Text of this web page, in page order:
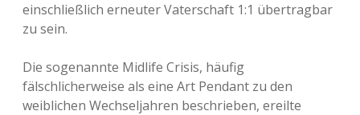
einschließlich erneuter Vaterschaft 1:1 übertragbar
zu sein.
Die sogenannte Midlife Crisis, häufig
fälschlicherweise als eine Art Pendant zu den
weiblichen Wechseljahren beschrieben, ereilte